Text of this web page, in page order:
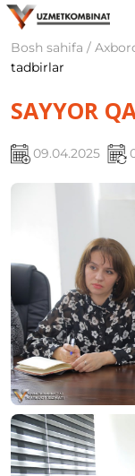
Bosh sahifa /
tadbirlar
SAYYOR
09.04.2025